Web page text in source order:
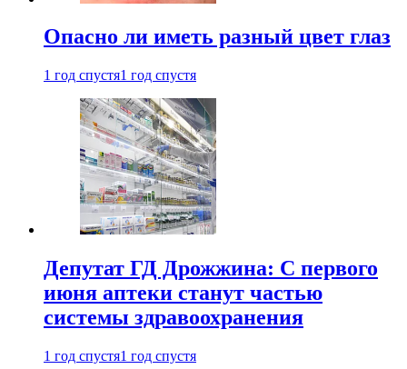
Опасно ли иметь разный цвет глаз
1 год спустя1 год спустя
Депутат ГД Дрожжина: С первого
июня аптеки станут частью
системы здравоохранения
1 год спустя1 год спустя